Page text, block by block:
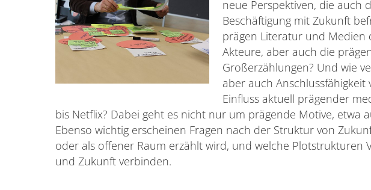
neue Perspektiven, die auch
Beschäftigung mit Zukunft
prägen Literatur und Medien
Akteure, aber auch die
Großerzählungen? Und wie
aber auch
Einfluss aktuell prägender
bis Netflix? Dabei geht es nicht nur um prägende Motive, etwa
Ebenso wichtig erscheinen Fragen nach der Struktur von
oder als offener Raum erzählt wird, und welche Plotstrukturen
und Zukunft verbinden.